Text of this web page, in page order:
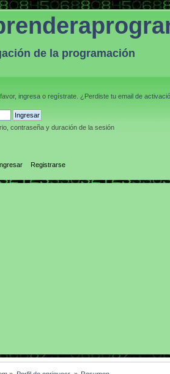
de la programación
favor, ingresa o regístrate . ¿Perdiste tu email de
contraseña y duración de la sesión
Registrarse